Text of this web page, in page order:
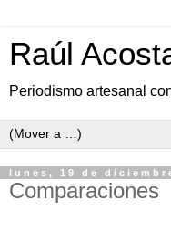
Raúl
Periodismo artesanal
lunes, 19 de
Comparaciones